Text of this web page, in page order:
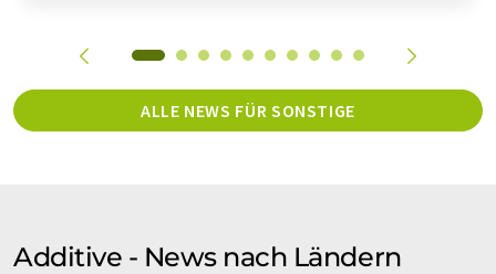
ALLE NEWS FÜR SONSTIGE
Additive - News nach Ländern